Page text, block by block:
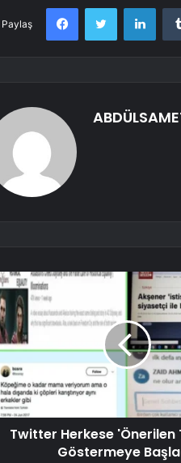
Paylaş
FacebookTwitter
Twitter Herkese
Göstermeye